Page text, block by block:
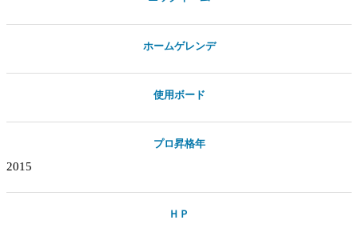
ホームゲレンデ
使用ボード
プロ昇格年
2015
ＨＰ